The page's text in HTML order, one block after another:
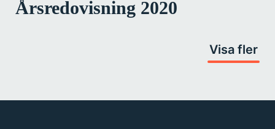
Årsredovisning 2020
Visa fler